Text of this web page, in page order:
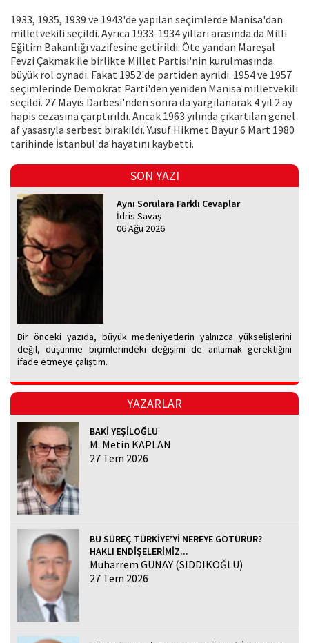
1933, 1935, 1939 ve 1943'de yapılan seçimlerde Manisa'dan
milletvekili seçildi. Ayrıca 1933-1934 yılları arasında da Milli
Eğitim Bakanlığı vazifesine getirildi. Öte yandan Mareşal
Fevzi Çakmak ile birlikte Millet Partisi'nin kurulmasında
büyük rol oynadı. Fakat 1952'de partiden ayrıldı. 1954 ve 1957
seçimlerinde Demokrat Parti'den yeniden Manisa milletvekili
seçildi. 27 Mayıs Darbesi'nden sonra da yargılanarak 4 yıl 2 ay
hapis cezasına çarptırıldı. Ancak 1963 yılında çıkartılan genel
af yasasıyla serbest bırakıldı. Yusuf Hikmet Bayur 6 Mart 1980
tarihinde İstanbul'da hayatını kaybetti.
SON YAZI
Aynı Sorulara Farklı Cevaplar
İdris Savaş
06 Ağu 2026
Bir önceki yazıda, büyük medeniyetlerin yalnızca yükselişlerini
değil, düşünme biçimlerindeki değişimi de anlamak gerektiğini
ifade etmeye çalıştım.
YAZARLAR
BAKİ YEŞİLOĞLU
M. Metin KAPLAN
27 Tem 2026
BU SÜREÇ TÜRKİYE’Yİ NEREYE GÖTÜRÜR?
HAKLI ENDİŞELERİMİZ...
Muharrem GÜNAY (SIDDIKOĞLU)
27 Tem 2026